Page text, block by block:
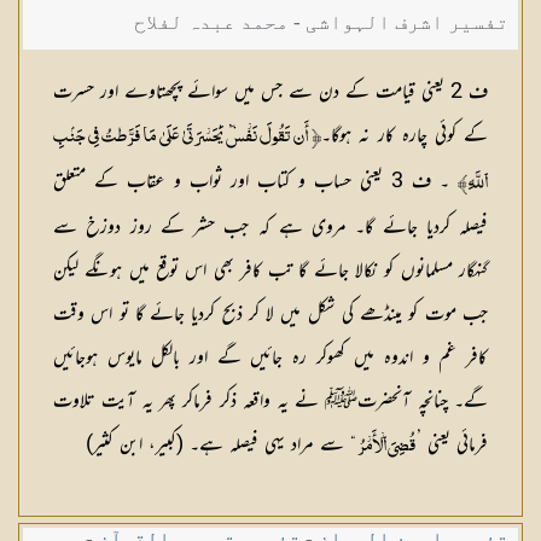
تفسیر اشرف الہواشی - محمد عبدہ لفلاح
ف 2 یعنی قیامت کے دن سے جس میں سوائے پچھتاوے اور حسرت
کے کوئی چارہ کار نہ ہوگا۔İ ‌أَن ‌تَقُولَ ‌نَفۡس يَٰحَسۡرَتَىٰ عَلَىٰ مَا فَرَّطتُ فِي جَنۢبِ
ٱللَّهِĬ
۔ ف 3 یعنی حساب و کتاب اور ثواب و عقاب کے متعلق
فیصلہ کردیا جائے گا۔ مروی ہے کہ جب حشر کے روز دوزخ سے
گنہگار مسلمانوں کو نکالا جائے گا تب کافر بھی اس توقع میں ہونگے لیکن
جب موت کو مینڈھے کی شکل میں لا کر ذبح کردیا جائے گا تو اس وقت
کافر غم و اندوہ میں کھوکر رہ جائیں گے اور بالکل مایوس ہوجائیں
گے۔ چنانچہ آنحضرتﷺ نے یہ واقعہ ذکر فرماکر پھر یہ آیت تلاوت
فرمائی یعنی ’
قُضِيَ ٱلۡأَمۡرُ “ سے مراد یہی فیصلہ ہے۔ (کبیر، ابن کثیر)